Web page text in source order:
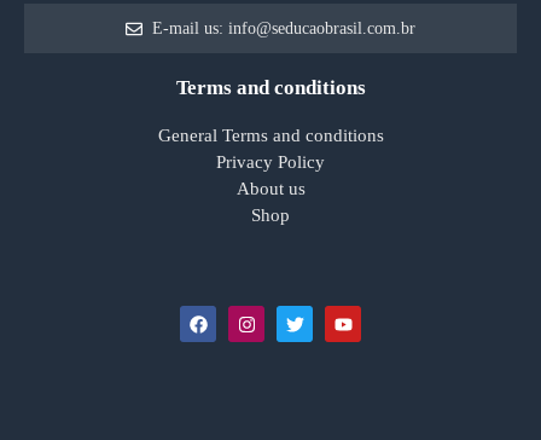
E-mail us: info@seducaobrasil.com.br
Terms and conditions
General Terms and conditions
Privacy Policy
About us
Shop